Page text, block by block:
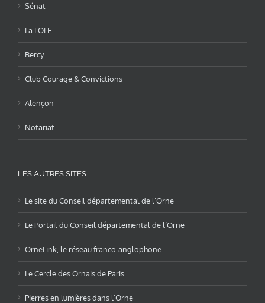
Sénat
La LOLF
Bercy
Club Courage & Convictions
Alençon
Notariat
LES AUTRES SITES
Le site du Conseil départemental de l’Orne
Le Portail du Conseil départemental de l’Orne
OrneLink, le réseau franco-anglophone
Le Cercle des Ornais de Paris
Pierres en lumières dans l’Orne